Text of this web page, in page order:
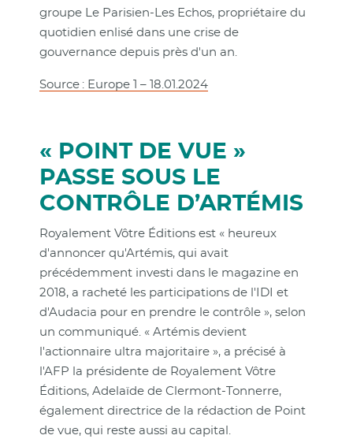
groupe Le Parisien-Les Echos, propriétaire du
quotidien enlisé dans une crise de
gouvernance depuis près d'un an.
Source : Europe 1 – 18.01.2024
« POINT DE VUE »
PASSE SOUS LE
CONTRÔLE D’ARTÉMIS
Royalement Vôtre Éditions est « heureux
d'annoncer qu'Artémis, qui avait
précédemment investi dans le magazine en
2018, a racheté les participations de l'IDI et
d'Audacia pour en prendre le contrôle », selon
un communiqué. « Artémis devient
l'actionnaire ultra majoritaire », a précisé à
l'AFP la présidente de Royalement Vôtre
Éditions, Adelaïde de Clermont-Tonnerre,
également directrice de la rédaction de Point
de vue, qui reste aussi au capital.